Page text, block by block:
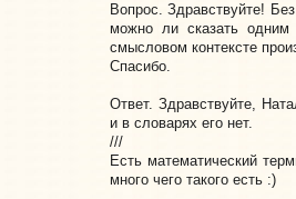
Вопрос. Здравствуйте!
можно ли сказать
смысловом контексте
Спасибо.
Ответ. Здравствуйте,
и в словарях его нет.
///
Есть математический
много чего такого есть :)